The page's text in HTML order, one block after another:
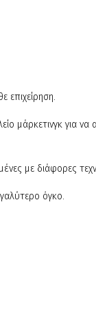
επιχείρηση.
μάρκετινγκ για
με διάφορες
όγκο.